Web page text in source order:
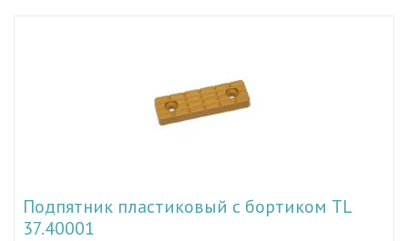
Подпятник пластиковый с бортиком TL
37.40001